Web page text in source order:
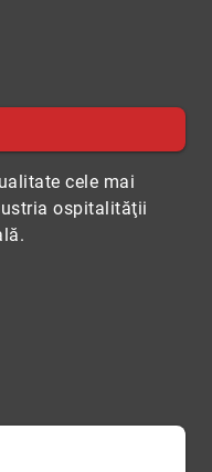
cele mai
ospitalităţii